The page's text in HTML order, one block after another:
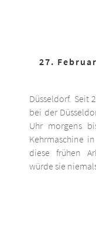
27.
Düsseldorf. Seit
bei der
Uhr morgens
Kehrmaschine
diese frühen
würde sie